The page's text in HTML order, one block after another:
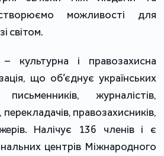
можливості для
світом.
– культурна і правозахисна
що об’єднує українських
журналістів,
перекладачів, правозахисників,
Налічує 136 членів і є
центрів Міжнародного